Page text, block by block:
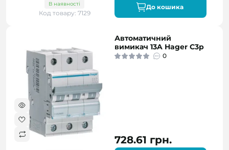
В наявності
Код товару: 7129
До кошика
Автоматичний
вимикач 13A Hager C3p
0
728.61 грн.